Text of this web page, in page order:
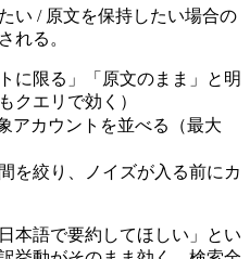
い / 原文を保持したい場合の
れる。
に限る」「原文のまま」と明
クエリで効く）
アカウントを並べる（最大
を絞り、ノイズが入る前にカ
本語で要約してほしい」とい